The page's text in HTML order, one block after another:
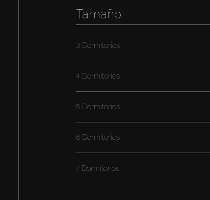
Tamaño
3 Dormitorios
4 Dormitorios
5 Dormitorios
6 Dormitorios
7 Dormitorios